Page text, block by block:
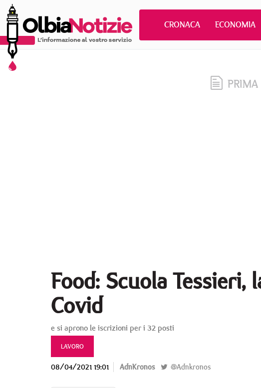
CRONACA ECONOMIA
PRIMA
Food: Scuola
Covid
e si aprono le iscrizioni per i 32 posti
LAVORO
08/04/2021 19:01 AdnKronos @Adnkronos